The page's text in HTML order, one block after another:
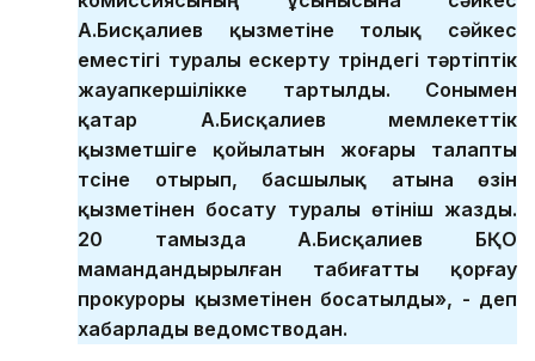
А.Бисқалиев қызметіне толық сәйкес
еместігі туралы ескерту түріндегі тәртіптік
жауапкершілікке тартылды. Сонымен
қатар А.Бисқалиев мемлекеттік
қызметшіге қойылатын жоғары талапты
түсіне отырып, басшылық атына өзін
қызметінен босату туралы өтініш жазды.
20 тамызда А.Бисқалиев БҚО
мамандандырылған табиғатты қорғау
прокуроры қызметінен босатылды», - деп
хабарлады ведомстводан.